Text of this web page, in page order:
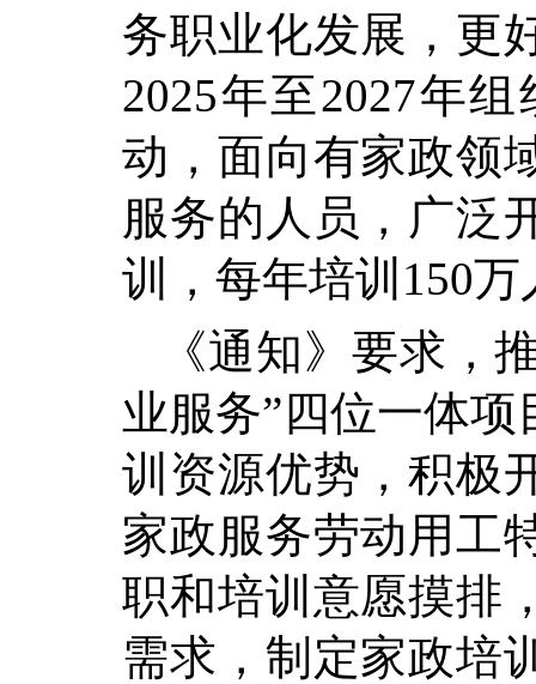
务职业化发展， 更
2025年至2027年
动，面向有家政领
服务的人员，广泛
训，每年培训 150万
《通知》要求，
业服务”四位一体
训资源优势，积极
家政服务劳动用工
职和培训意愿摸排
需求，制定家政培